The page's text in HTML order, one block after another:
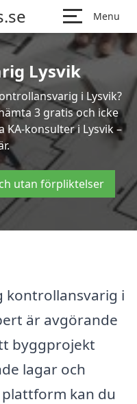
Menu
Lysvik
i Lysvik?
3 gratis och icke
konsulter i Lysvik –
utan förpliktelser
kontrollansvarig i
är avgörande
byggprojekt
lagar och
kan du